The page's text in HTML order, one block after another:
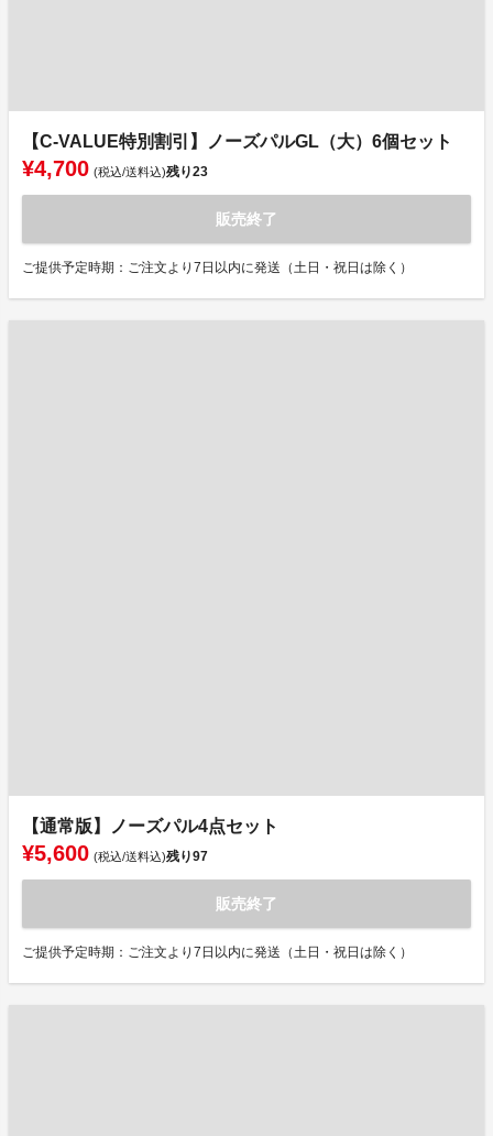
【C-VALUE特別割引】ノーズパルGL（大）6個セット
¥4,700 (税込/送料込)残り23
販売終了
ご提供予定時期：ご注文より7日以内に発送（土日・祝日は除く）
【通常版】ノーズパル4点セット
¥5,600 (税込/送料込)残り97
販売終了
ご提供予定時期：ご注文より7日以内に発送（土日・祝日は除く）